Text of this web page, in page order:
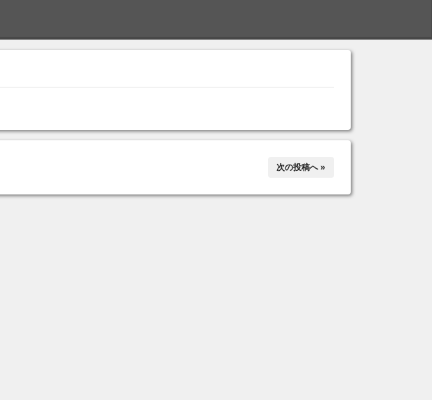
次の投稿へ »